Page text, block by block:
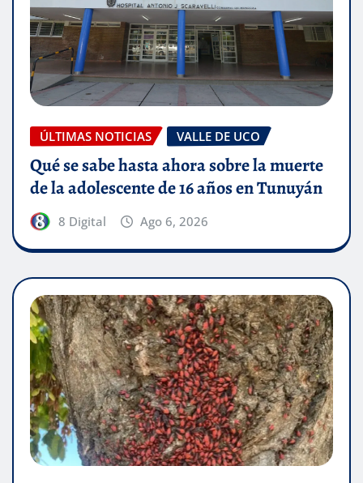
ÚLTIMAS NOTICIAS VALLE DE UCO
Qué se sabe hasta ahora sobre la muerte
de la adolescente de 16 años en Tunuyán
8 Digital Ago 6, 2026